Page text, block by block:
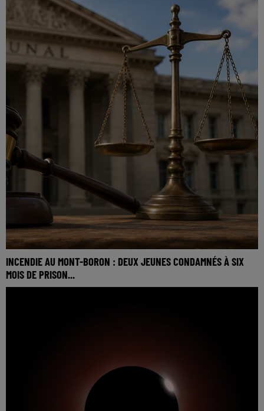
INCENDIE AU MONT-BORON : DEUX JEUNES CONDAMNÉS À SIX
MOIS DE PRISON...